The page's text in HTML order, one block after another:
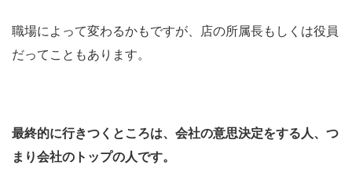
職場によって変わるかもですが、店の所属長もしくは役員
だってこともあります。
最終的に行きつくところは、会社の意思決定をする人、つ
まり会社のトップの人です。